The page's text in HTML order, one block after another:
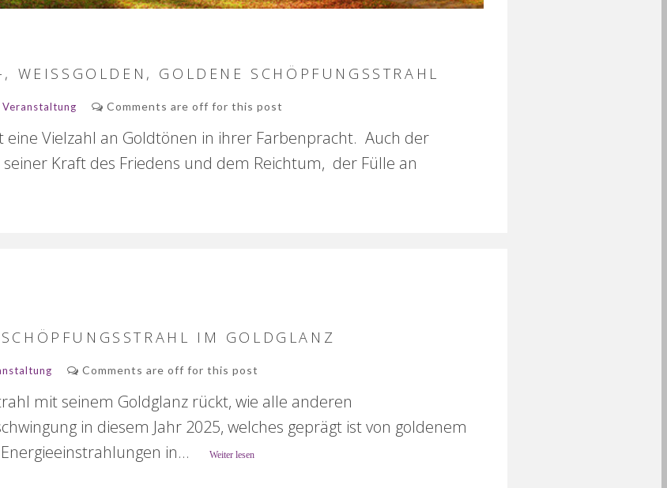
WEISSGOLDEN, GOLDENE SCHÖPFUNGSSTRAHL
Veranstaltung Comments are off for this post
Vielzahl an Goldtönen in ihrer Farbenpracht. Auch der
Kraft des Friedens und dem Reichtum, der Fülle an
IM GOLDGLANZ
Comments are off for this post
mit seinem Goldglanz rückt, wie alle anderen
in diesem Jahr 2025, welches geprägt ist von goldenem
in...
Weiter lesen